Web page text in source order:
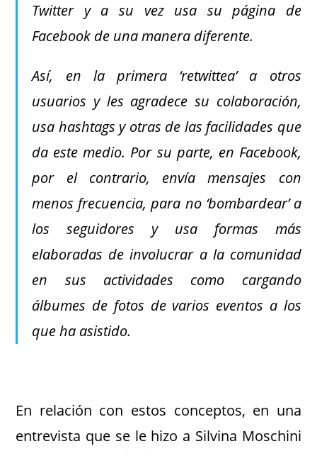
Twitter y a su vez usa su página de
Facebook de una manera diferente.
Así, en la primera ‘retwittea’ a otros
usuarios y les agradece su colaboración,
usa hashtags y otras de las facilidades que
da este medio. Por su parte, en Facebook,
por el contrario, envía mensajes con
menos frecuencia, para no ‘bombardear’ a
los seguidores y usa formas más
elaboradas de involucrar a la comunidad
en sus actividades como cargando
álbumes de fotos de varios eventos a los
que ha asistido.
En relación con estos conceptos, en una
entrevista que se le hizo a Silvina Moschini